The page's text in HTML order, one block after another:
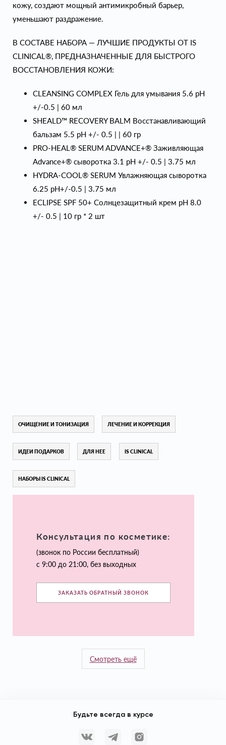
кожу, создают мощный антимикробный барьер,
уменьшают раздражение.
В СОСТАВЕ НАБОРА — ЛУЧШИЕ ПРОДУКТЫ ОТ IS
CLINICAL®, ПРЕДНАЗНАЧЕННЫЕ ДЛЯ БЫСТРОГО
ВОССТАНОВЛЕНИЯ КОЖИ:
CLEANSING COMPLEX Гель для умывания 5.6 pH
+/-0.5 | 60 мл
SHEALD™ RECOVERY BALM Восстанавливающий
бальзам 5.5 рН +/- 0.5 | | 60 гр
PRO-HEAL® SERUM ADVANCE+® Заживляющая
Advance+® сыворотка 3.1 рН +/- 0.5 | 3.75 мл
HYDRA-COOL® SERUM Увлажняющая сыворотка
6.25 рН+/-0.5 | 3.75 мл
ECLIPSE SPF 50+ Солнцезащитный крем pH 8.0
+/- 0.5 | 10 гр * 2 шт
ОЧИЩЕНИЕ И ТОНИЗАЦИЯ ЛЕЧЕНИЕ И КОРРЕКЦИЯ
ИДЕИ ПОДАРКОВ ДЛЯ НЕЕ IS CLINICAL
НАБОРЫ IS CLINICAL
Консультация по косметике:
(звонок по России бесплатный)
с 9:00 до 21:00, без выходных
ЗАКАЗАТЬ ОБРАТНЫЙ ЗВОНОК
Смотреть ещё
Будьте всегда в курсе